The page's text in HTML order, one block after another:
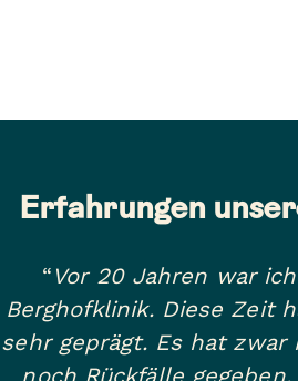
Erfahrungen
“ Vor 20 Jahren war
Berghofklinik. Diese Zeit
sehr geprägt. Es hat zwar
noch Rückfälle